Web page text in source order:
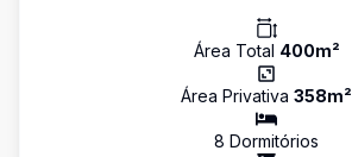
Área Total 400m²
Área Privativa 358m²
8 Dormitórios